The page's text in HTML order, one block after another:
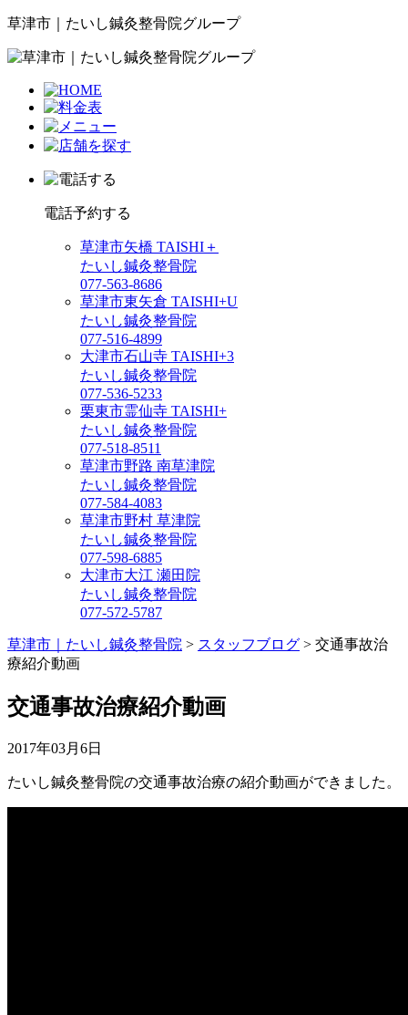
草津市｜たいし鍼灸整骨院グループ
電話予約する
草津市矢橋 TAISHI＋
たいし鍼灸整骨院
077-563-8686
草津市東矢倉 TAISHI+U
たいし鍼灸整骨院
077-516-4899
大津市石山寺 TAISHI+3
たいし鍼灸整骨院
077-536-5233
栗東市霊仙寺 TAISHI+
たいし鍼灸整骨院
077-518-8511
草津市野路 南草津院
たいし鍼灸整骨院
077-584-4083
草津市野村 草津院
たいし鍼灸整骨院
077-598-6885
大津市大江 瀬田院
たいし鍼灸整骨院
077-572-5787
草津市｜たいし鍼灸整骨院 > スタッフブログ > 交通事故治
療紹介動画
交通事故治療紹介動画
2017年03月6日
たいし鍼灸整骨院の交通事故治療の紹介動画ができました。